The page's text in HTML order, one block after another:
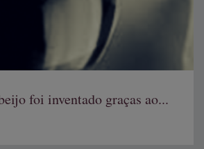
foi inventado graças ao...